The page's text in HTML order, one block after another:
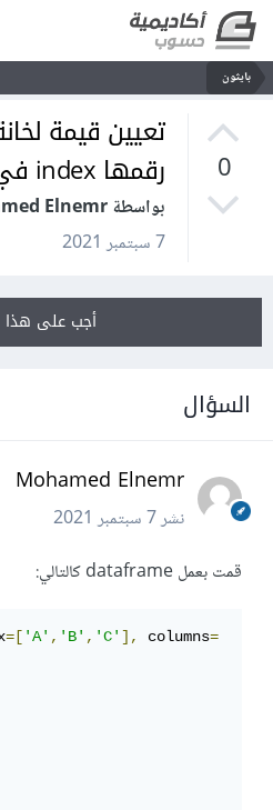
بايثون
0
رقمها index في pandas
بواسطة Mohamed Elnemr
7 سبتمبر 2021
أجب على هذا
السؤال
Mohamed Elnemr
نشر7 سبتمبر 2021
قمت بعمل dataframe كالتالي:
=['A','B','C'], columns=